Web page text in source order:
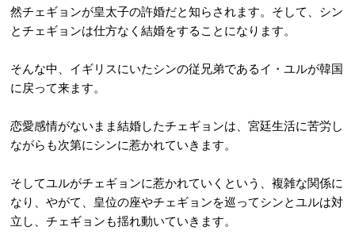
然チェギョンが皇太子の許婚だと知らされます。そして、シン
とチェギョンは仕方なく結婚をすることになります。
そんな中、イギリスにいたシンの従兄弟であるイ・ユルが韓国
に戻って来ます。
恋愛感情がないまま結婚したチェギョンは、宮廷生活に苦労し
ながらも次第にシンに惹かれていきます。
そしてユルがチェギョンに惹かれていくという、複雑な関係に
なり、やがて、皇位の座やチェギョンを巡ってシンとユルは対
立し、チェギョンも揺れ動いていきます。